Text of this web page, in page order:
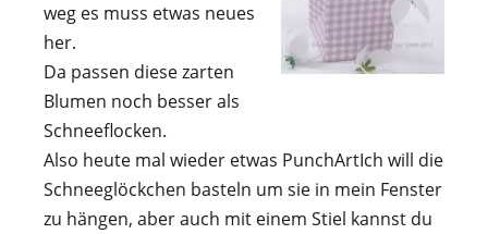
weg es muss etwas neues
her.
Da passen diese zarten
Blumen noch besser als
Schneeflocken.
Also heute mal wieder etwas PunchArtIch will die
Schneeglöckchen basteln um sie in mein Fenster
zu hängen, aber auch mit einem Stiel kannst du